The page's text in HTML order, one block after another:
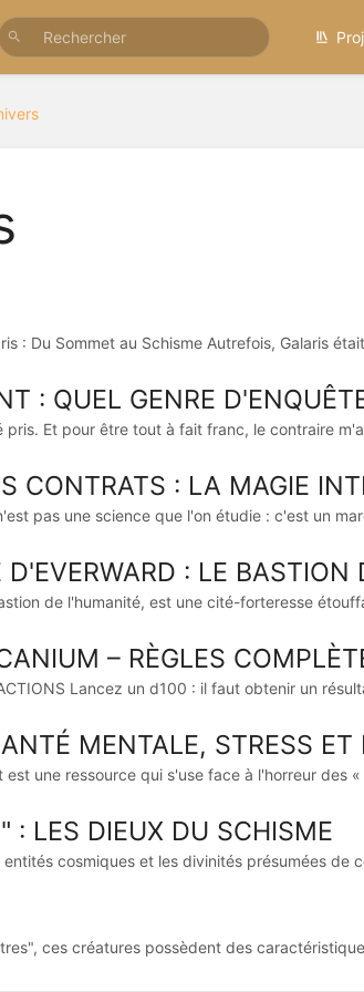
: Du Sommet au Schisme Autrefois, Galaris
: QUEL GENRE
pris. Et pour être tout à fait franc, le contraire
CONTRATS : LA MAGIE
pas une science que l'on étudie : c'est un
D'EVERWARD : LE BASTION
de l'humanité, est une cité-forteresse
– RÈGLES
Lancez un d100 : il faut obtenir un
MENTALE, STRESS ET
est une ressource qui s'use face à l'horreur des
: LES DIEUX DU SCHISME
entités cosmiques et les divinités présumées de
ces créatures possèdent des